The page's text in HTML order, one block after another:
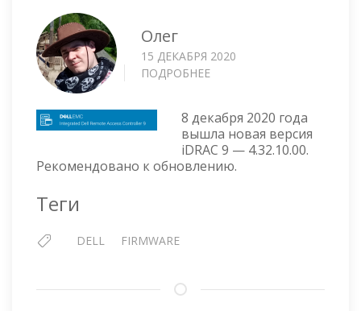
Олег
15 ДЕКАБРЯ 2020
ПОДРОБНЕЕ
V
4.32.10.00
ОТ
8
8 декабря 2020 года
вышла новая версия
iDRAC 9 — 4.32.10.00.
Рекомендовано к обновлению.
Теги
DELL FIRMWARE